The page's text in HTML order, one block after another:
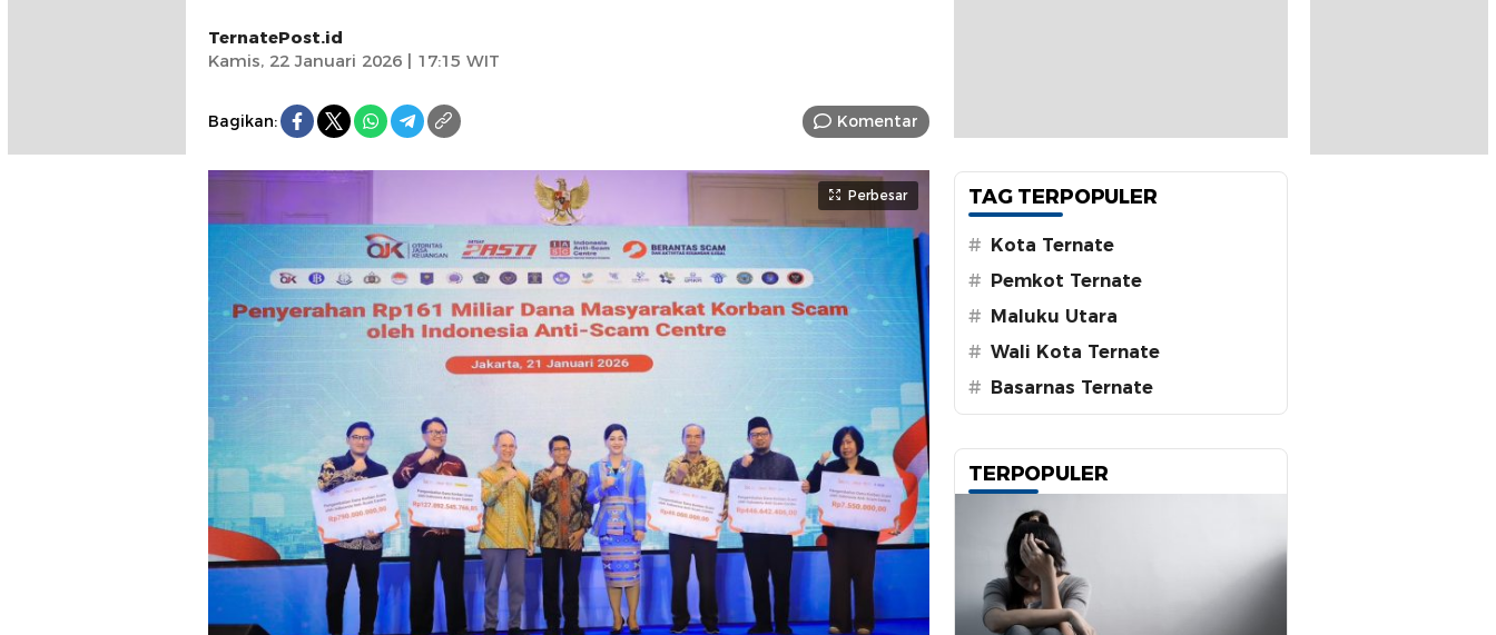
TernatePost.id
Kamis, 22 Januari 2026 | 17:15 WIT
Bagikan: Komentar
Perbesar TAG TERPOPULER
# Kota Ternate
# Pemkot Ternate
# Maluku Utara
# Wali Kota Ternate
# Basarnas Ternate
TERPOPULER